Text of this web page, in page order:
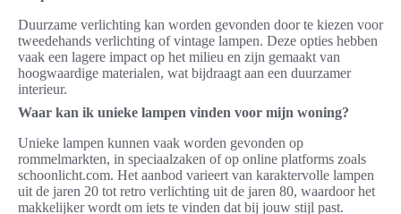
Duurzame verlichting kan worden gevonden door te kiezen voor
tweedehands verlichting of vintage lampen. Deze opties hebben
vaak een lagere impact op het milieu en zijn gemaakt van
hoogwaardige materialen, wat bijdraagt aan een duurzamer
interieur.
Waar kan ik unieke lampen vinden voor mijn woning?
Unieke lampen kunnen vaak worden gevonden op
rommelmarkten, in speciaalzaken of op online platforms zoals
schoonlicht.com. Het aanbod varieert van karaktervolle lampen
uit de jaren 20 tot retro verlichting uit de jaren 80, waardoor het
makkelijker wordt om iets te vinden dat bij jouw stijl past.